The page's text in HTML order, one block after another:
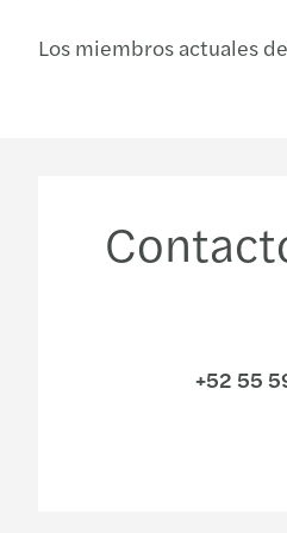
Los miembros actuales
+52 55